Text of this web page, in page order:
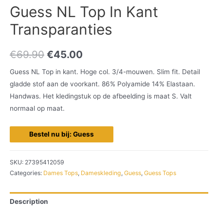
Guess NL Top In Kant
Transparanties
€69.90 €45.00
Guess NL Top in kant. Hoge col. 3/4-mouwen. Slim fit. Detail
gladde stof aan de voorkant. 86% Polyamide 14% Elastaan.
Handwas. Het kledingstuk op de afbeelding is maat S. Valt
normaal op maat.
Bestel nu bij: Guess
SKU: 27395412059
Categories: Dames Tops, Dameskleding, Guess, Guess Tops
Description